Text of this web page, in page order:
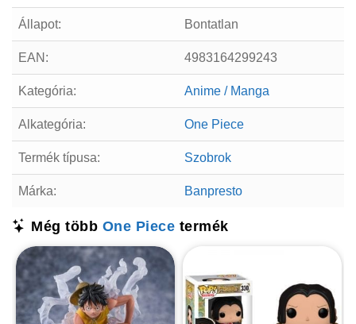
Állapot: Bontatlan
EAN: 4983164299243
Kategória: Anime / Manga
Alkategória: One Piece
Termék típusa: Szobrok
Márka: Banpresto
Még több One Piece termék